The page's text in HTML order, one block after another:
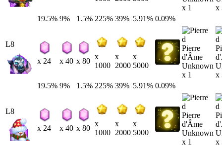
x 1
x
19.5% 9% 1.5% 225% 39% 5.91% 0.09%
L8
x 24 x 40 x 80
x
1000
x
2000
x
5000
Pierre
d'Âme
Unknown
x 1
x
19.5% 9% 1.5% 225% 39% 5.91% 0.09%
L8
x 24 x 40 x 80
x
1000
x
2000
x
5000
Pierre
d'Âme
Unknown
x 1
x